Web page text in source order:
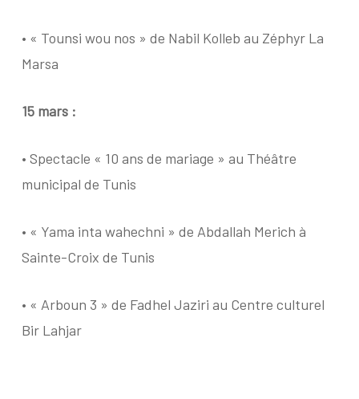
• « Tounsi wou nos » de Nabil Kolleb au Zéphyr La
Marsa
15 mars :
• Spectacle « 10 ans de mariage » au Théâtre
municipal de Tunis
• « Yama inta wahechni » de Abdallah Merich à
Sainte-Croix de Tunis
• « Arboun 3 » de Fadhel Jaziri au Centre culturel
Bir Lahjar